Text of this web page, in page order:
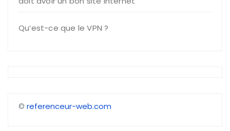
Qu’est-ce que le VPN ?
© referenceur-web.com